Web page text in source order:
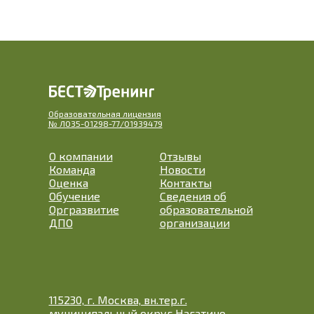
115230, г. Москва, вн.тер.г.
Образовательная лицензия
№ Л035-01298-77/01939479
Отзывы
Новости
Контакты
Сведения об
образовательной
организации
О компании
Команда
Оценка
Обучение
Оргразвитие
ДПО